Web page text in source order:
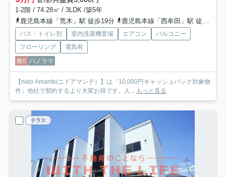
1-2階 / 74.28㎡ / 3LDK /築5年
鹿児島本線「荒木」駅 徒歩19分
鹿児島本線「西牟田」駅 徒歩45分
バス・トイレ別 室内洗濯機置場 エアコン
バルコニー
フローリング
電気有
敷0 パノラマ
【nido Amante(ニドアマンテ）】は「10,000円キャッシュバック対象物
件」他社で契約するより大変お得です。人... もっと見る
テラス